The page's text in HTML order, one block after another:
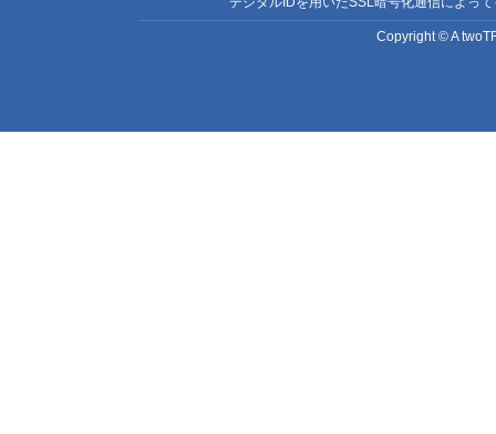
Copyright © A